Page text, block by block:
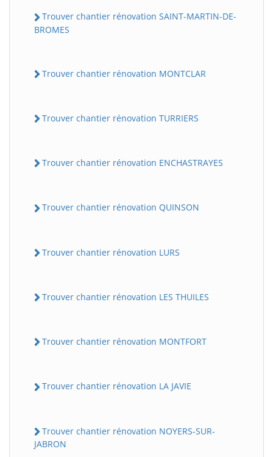
Trouver chantier rénovation SAINT-MARTIN-DE-
BROMES
Trouver chantier rénovation MONTCLAR
Trouver chantier rénovation TURRIERS
Trouver chantier rénovation ENCHASTRAYES
Trouver chantier rénovation QUINSON
Trouver chantier rénovation LURS
Trouver chantier rénovation LES THUILES
Trouver chantier rénovation MONTFORT
Trouver chantier rénovation LA JAVIE
Trouver chantier rénovation NOYERS-SUR-
JABRON